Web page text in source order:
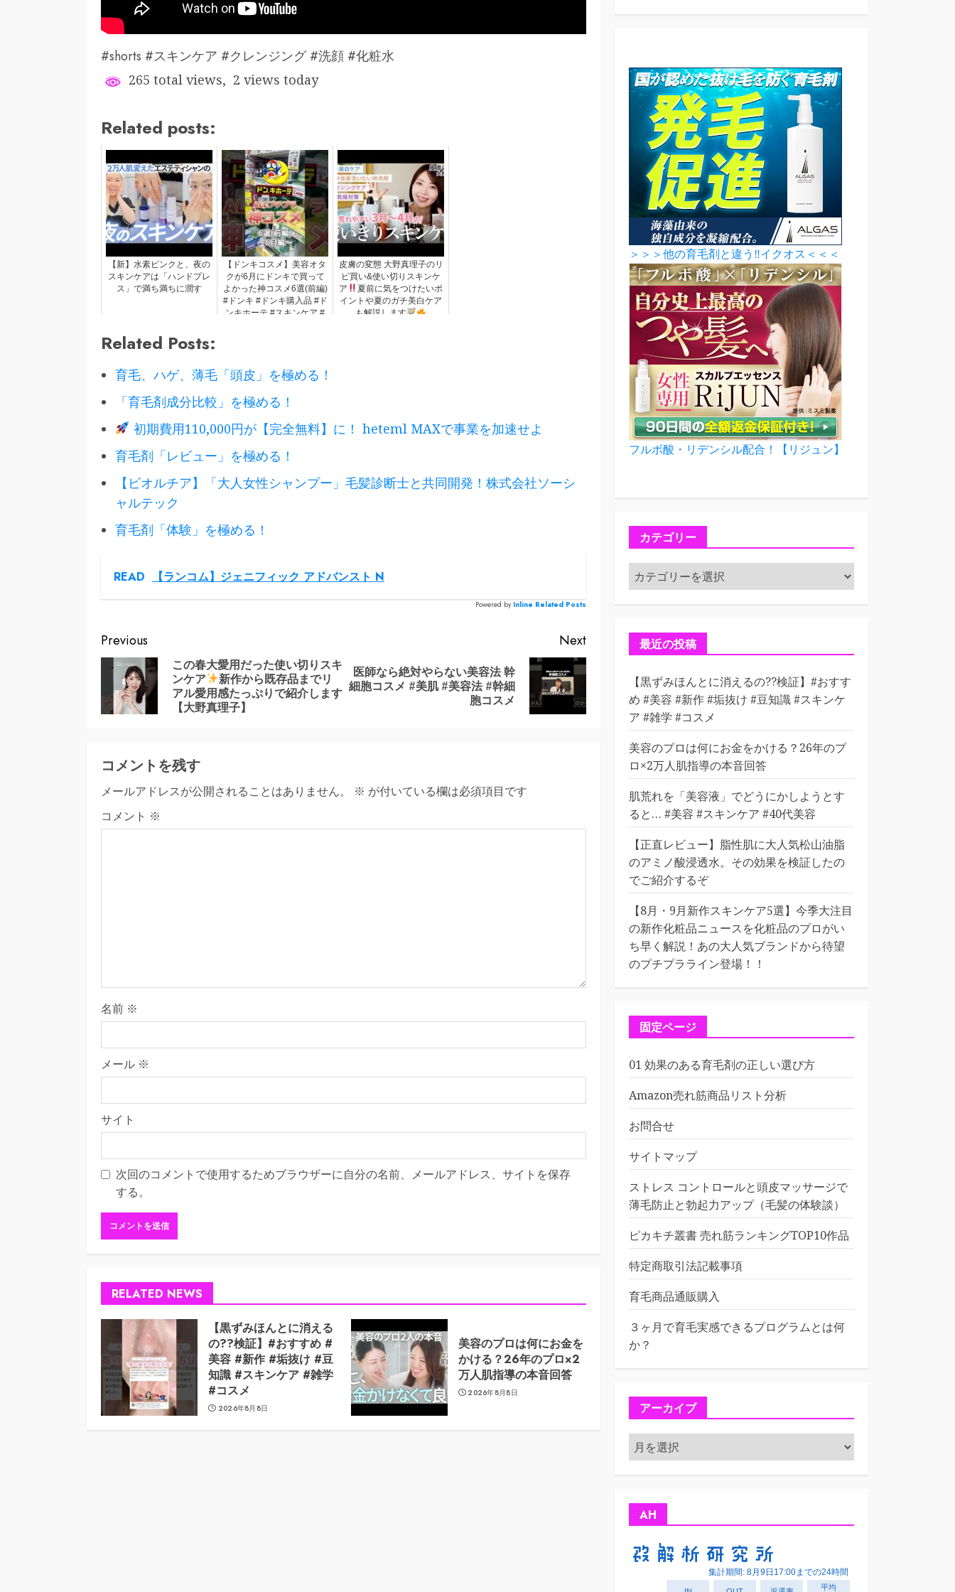
#shorts #スキンケア #クレンジング #洗顔 #化粧水
265 total views, 2 views today
Related posts:
【新】水素ピンクと、夜の
スキンケアは「ハンドプレ
ス」で満ち満ちに潤す
【ドンキコスメ】美容オタ
クが6月にドンキで買って
よかった神コスメ6選(前編)
#ドンキ #ドンキ購入品 #ド
ンキホーテ #スキンケア #
皮膚の変態 大野真理子のリ
ピ買い&使い切りスキンケ
ア
夏前に気をつけたいポ
イントや夏のガチ美白ケア
も解説します
Related Posts:
育毛、ハゲ、薄毛「頭皮」を極める！
「育毛剤成分比較」を極める！
初期費用110,000円が【完全無料】に！ heteml MAXで事業を加速せよ
育毛剤「レビュー」を極める！
【ビオルチア】「大人女性シャンプー」毛髪診断士と共同開発！株式会社ソーシ
ャルテック
育毛剤「体験」を極める！
READ 【ランコム】ジェニフィック アドバンスト N
Powered by Inline Related Posts
Continue
Reading
Previous
Previous
この春大愛用だった使い切りスキ
ンケア
新作から既存品までリ
アル愛用感たっぷりで紹介します
【大野真理子】
Next
Next
医師なら絶対やらない美容法 幹
細胞コスメ #美肌 #美容法 #幹細
胞コスメ
コメントを残す
メールアドレスが公開されることはありません。 ※ が付いている欄は必須項目です
コメント ※
名前 ※
メール ※
サイト
次回のコメントで使用するためブラウザーに自分の名前、メールアドレス、サイトを保存
する。
RELATED NEWS
【黒ずみほんとに消える
の??検証】#おすすめ #
美容 #新作 #垢抜け #豆
知識 #スキンケア #雑学
#コスメ
2026年8月8日
美容のプロは何にお金を
かける？26年のプロ×2
万人肌指導の本音回答
2026年8月8日
＞＞＞他の育毛剤と違う‼イクオス＜＜＜
フルボ酸・リデンシル配合！【リジュン】
カテゴリー
カ
テ
ゴ
ー最近の投稿
【黒ずみほんとに消えるの??検証】#おすす
め #美容 #新作 #垢抜け #豆知識 #スキンケ
ア #雑学 #コスメ
美容のプロは何にお金をかける？26年のプ
ロ×2万人肌指導の本音回答
肌荒れを「美容液」でどうにかしようとす
ると… #美容 #スキンケア #40代美容
【正直レビュー】脂性肌に大人気松山油脂
のアミノ酸浸透水。その効果を検証したの
でご紹介するぞ
【8月・9月新作スキンケア5選】今季大注目
の新作化粧品ニュースを化粧品のプロがい
ち早く解説！あの大人気ブランドから待望
のプチプラライン登場！！
固定ページ
01 効果のある育毛剤の正しい選び方
Amazon売れ筋商品リスト分析
お問合せ
サイトマップ
ストレス コントロールと頭皮マッサージで
薄毛防止と勃起力アップ（毛髪の体験談）
ピカキチ叢書 売れ筋ランキングTOP10作品
特定商取引法記載事項
育毛商品通販購入
３ヶ月で育毛実感できるプログラムとは何
か？
アーカイブ
ア
ー
カ
AH